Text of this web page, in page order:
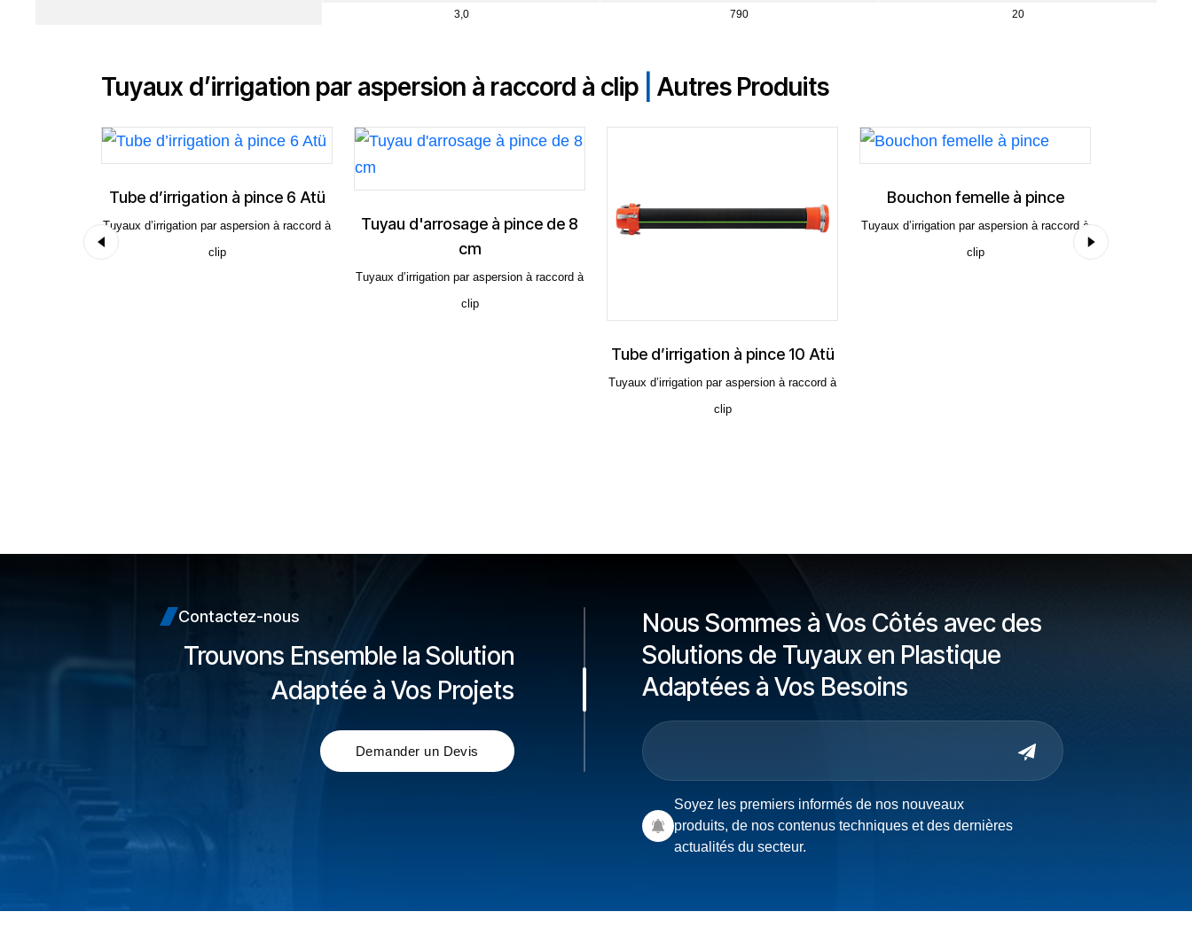
3,0
790 20
Tuyaux d’irrigation par aspersion à raccord à clip Autres Produits
Tube d’irrigation à pince 6 Atü
Tuyaux d’irrigation par aspersion à raccord à
Tuyau d'arrosage à pince de 8
Tuyaux d’irrigation par aspersion à raccord à
Tube d’irrigation à pince 10 Atü
Tuyaux d’irrigation par aspersion à raccord à
Bouchon femelle à pince
Tuyaux d’irrigation par aspersion à raccord à
Tuyaux d’irrigation par
Contactez-nous
Trouvons Ensemble la Solution
Adaptée à Vos Projets
Nous Sommes à Vos Côtés avec des
Solutions de Tuyaux en Plastique
Adaptées à Vos Besoins
Soyez les premiers informés de nos nouveaux
produits, de nos contenus techniques et des dernières
actualités du secteur.